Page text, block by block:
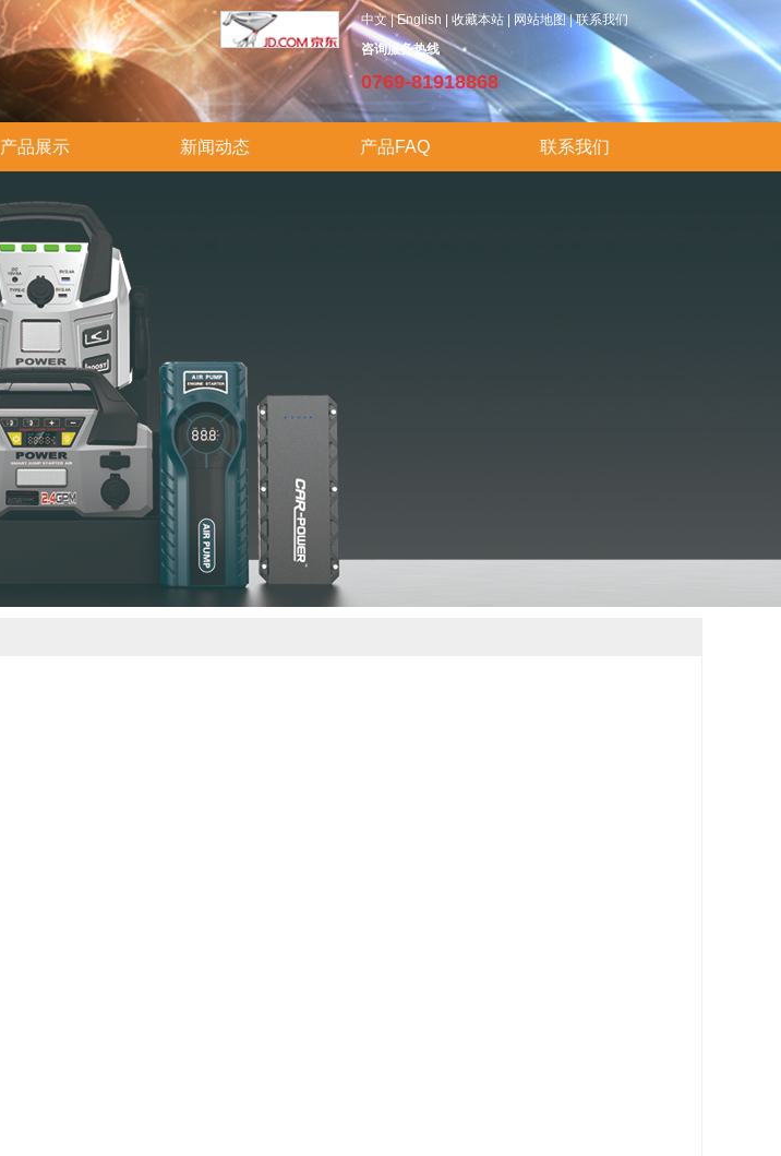
中文|English 收藏本站 | 网站地图 |联系我们
咨询服务热线
0769-81918868
产品展示 新闻动态 产品FAQ 联系我们